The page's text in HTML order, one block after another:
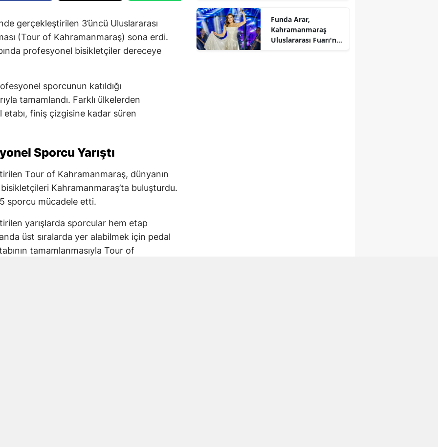
gerçekleştirilen 3’üncü Uluslararası
(Tour of Kahramanmaraş) sona erdi.
profesyonel bisikletçiler dereceye
sporcunun katıldığı
tamamlandı. Farklı ülkelerden
finiş çizgisine kadar süren
Sporcu Yarıştı
Tour of Kahramanmaraş, dünyanın
Kahramanmaraş’ta buluşturdu.
sporcu mücadele etti.
yarışlarda sporcular hem etap
üst sıralarda yer alabilmek için pedal
tamamlanmasıyla Tour of
Funda Arar,
Kahramanmaraş
Uluslararası Fuarı'nda